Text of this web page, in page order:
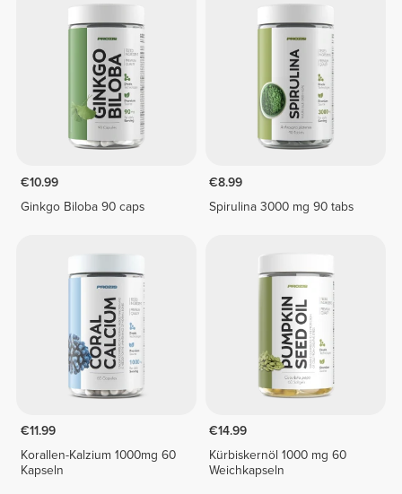
€10.99
Ginkgo Biloba 90 caps
€8.99
Spirulina 3000 mg 90 tabs
€11.99
Korallen-Kalzium 1000mg 60
Kapseln
€14.99
Kürbiskernöl 1000 mg 60
Weichkapseln